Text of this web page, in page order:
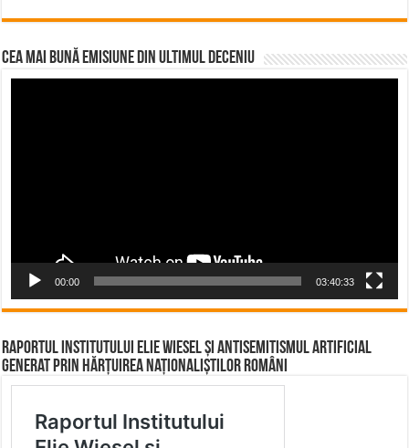
CEA MAI BUNĂ EMISIUNE DIN ULTIMUL DECENIU
00:00 03:40:33
Raportul Institutului Elie Wiesel și Antisemitismul Artificial
Generat prin Hărțuirea Naționaliștilor Români